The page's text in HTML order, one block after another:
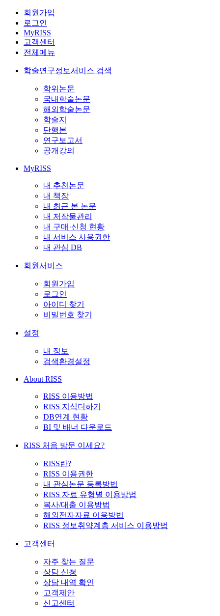
회원가입
로그인
MyRISS
고객센터
전체메뉴
학술연구정보서비스 검색
학위논문
국내학술논문
해외학술논문
학술지
단행본
연구보고서
공개강의
MyRISS
내 추천논문
내 책장
내 최근 본 논문
내 저작물관리
내 구매·신청 현황
내 서비스 사용권한
내 관심 DB
회원서비스
회원가입
로그인
아이디 찾기
비밀번호 찾기
설정
내 정보
검색환경설정
About RISS
RISS 이용방법
RISS 지식더하기
DB연계 현황
BI 및 배너 다운로드
RISS 처음 방문 이세요?
RISS란?
RISS 이용권한
내 관심논문 등록방법
RISS 자료 유형별 이용방법
복사/대출 이용방법
해외전자자료 이용방법
RISS 정보취약계층 서비스 이용방법
고객센터
자주 찾는 질문
상담 신청
상담 내역 확인
고객제안
신고센터